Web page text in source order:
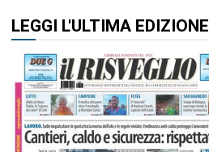
LEGGI L'ULTIMA EDIZIONE